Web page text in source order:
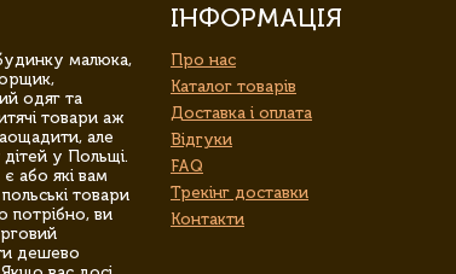
малюка,
одяг та
товари аж
але
у Польщі.
або які вам
товари
потрібно, ви
дешево
ІНФОРМАЦІЯ
Про нас
Каталог товарів
Доставка і оплата
Відгуки
FAQ
Трекінг доставки
Контакти